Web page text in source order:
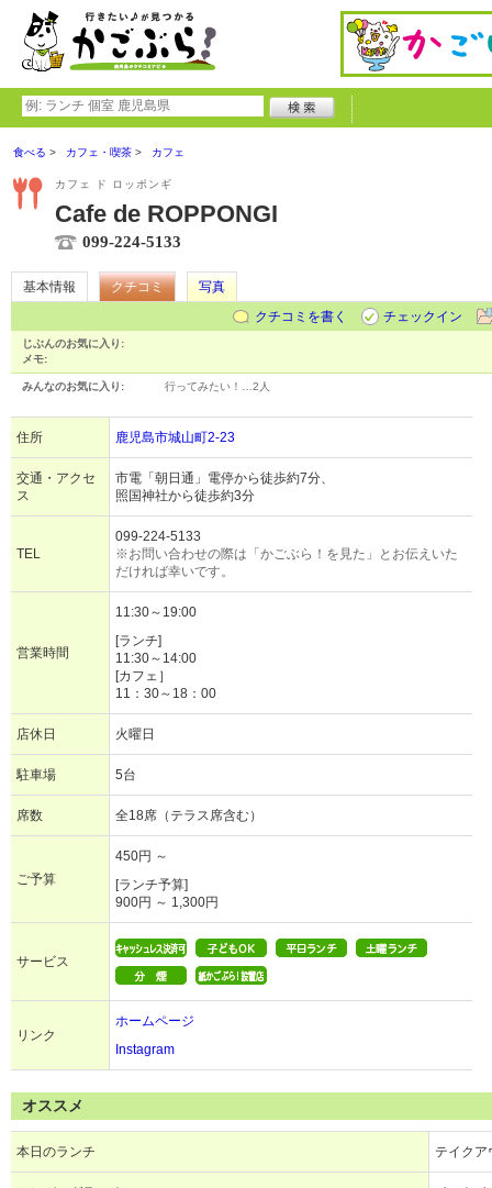
食べる カフェ・喫茶 カフェ
カフェ ド ロッポンギ
Cafe de ROPPONGI
099-224-5133
基本情報 クチコミ
写真
クチコミを書く
チェックイン
じぶんのお気に入り:
メモ:
みんなのお気に入り: 行ってみたい！… 2人
住所 鹿児島市城山町2-23
交通・アクセ
ス
市電「朝日通」電停から徒歩約7分、
照国神社から徒歩約3分
TEL
099-224-5133
※お問い合わせの際は「かごぶら！を見た」とお伝えいた
だければ幸いです。
営業時間
11:30～19:00
[ランチ]
11:30～14:00
[カフェ］
11：30～18：00
店休日 火曜日
駐車場 5台
席数 全18席（テラス席含む）
ご予算
450円 ～
[ランチ予算]
900円 ～ 1,300円
サービス
リンク
ホームページ
Instagram
オススメ
本日のランチ テイク